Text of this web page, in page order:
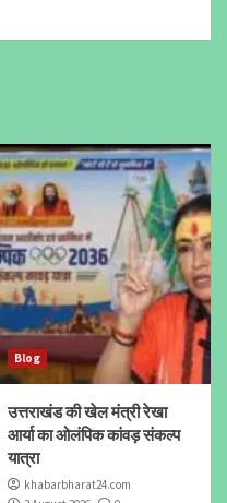
Blog
उत्तराखंड की खेल मंत्री रेखा
आर्या का ओलंपिक कांवड़ संकल्प
यात्रा
khabarbharat24.com